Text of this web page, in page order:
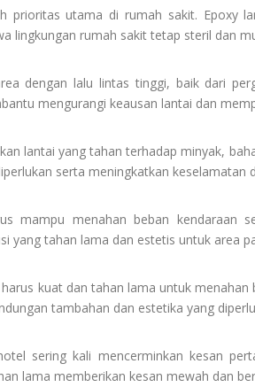
prioritas utama di rumah sakit. Epoxy
lingkungan rumah sakit tetap steril dan
dengan lalu lintas tinggi, baik dari
mengurangi keausan lantai dan
lantai yang tahan terhadap minyak,
serta meningkatkan keselamatan
mampu menahan beban kendaraan
yang tahan lama dan estetis untuk area
kuat dan tahan lama untuk
tambahan dan estetika yang
sering kali mencerminkan kesan
lama memberikan kesan mewah dan